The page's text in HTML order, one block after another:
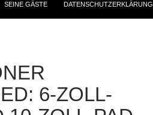
SEINE GÄSTE DATENSCHUTZERKLÄRUNG
6-ZOLL-